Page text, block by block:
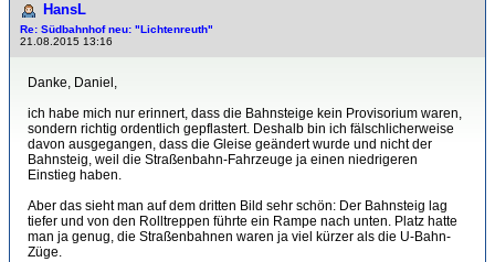
HansL
Re: Südbahnhof neu: "Lichtenreuth"
21.08.2015 13:16
Danke, Daniel,
ich habe mich nur erinnert, dass die Bahnsteige kein Provisorium waren,
sondern richtig ordentlich gepflastert. Deshalb bin ich fälschlicherweise
davon ausgegangen, dass die Gleise geändert wurde und nicht der
Bahnsteig, weil die Straßenbahn-Fahrzeuge ja einen niedrigeren
Einstieg haben.
Aber das sieht man auf dem dritten Bild sehr schön: Der Bahnsteig lag
tiefer und von den Rolltreppen führte ein Rampe nach unten. Platz hatte
man ja genug, die Straßenbahnen waren ja viel kürzer als die U-Bahn-
Züge.